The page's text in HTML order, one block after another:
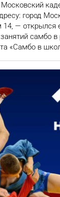
город
14, — открылся
самбо в
«Самбо в